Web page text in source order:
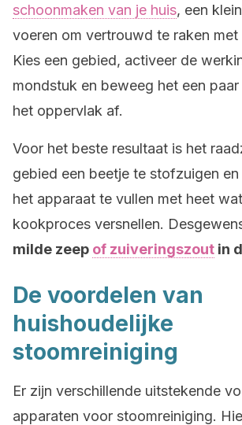
schoonmaken van je huis, een
voeren om vertrouwd te raken met
Kies een gebied, activeer de
mondstuk en beweeg het een
het oppervlak af.
Voor het beste resultaat is het
gebied een beetje te stofzuigen
het apparaat te vullen met heet
kookproces versnellen.
milde zeep of zuiveringszout in
De voordelen van
huishoudelijke
stoomreiniging
Er zijn verschillende uitstekende
apparaten voor stoomreiniging.